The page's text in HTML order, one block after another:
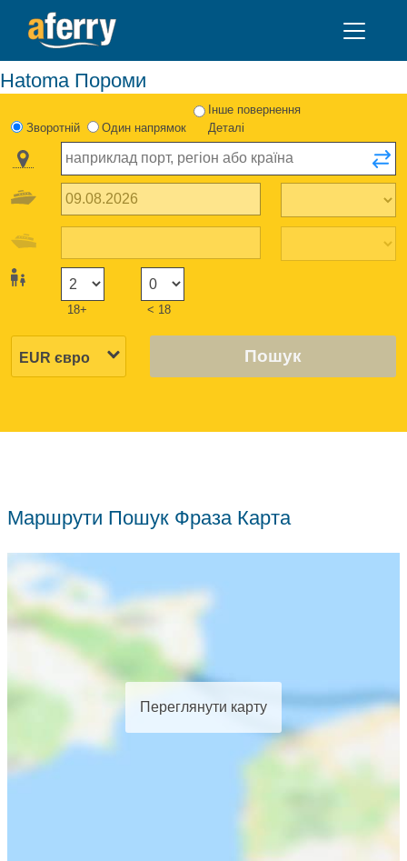
Hatoma Пороми
Зворотній Один напрямок
Інше повернення
Деталі
18+ < 18
Пошук
Маршрути Пошук Фраза Карта
Переглянути карту